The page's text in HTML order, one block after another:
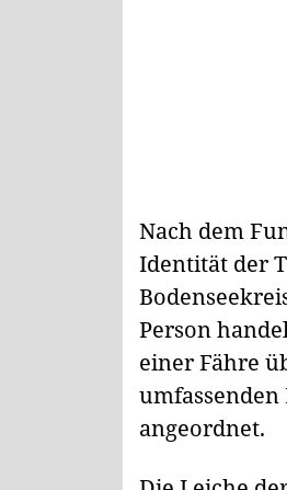
Nach dem
Identität der
Person
einer Fähre
angeordnet.